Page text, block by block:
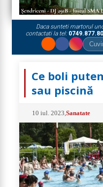
Daca sunteti martorul
contactati la tel:
Ce boli
sau piscină
10 iul. 2023 ,Sanatate